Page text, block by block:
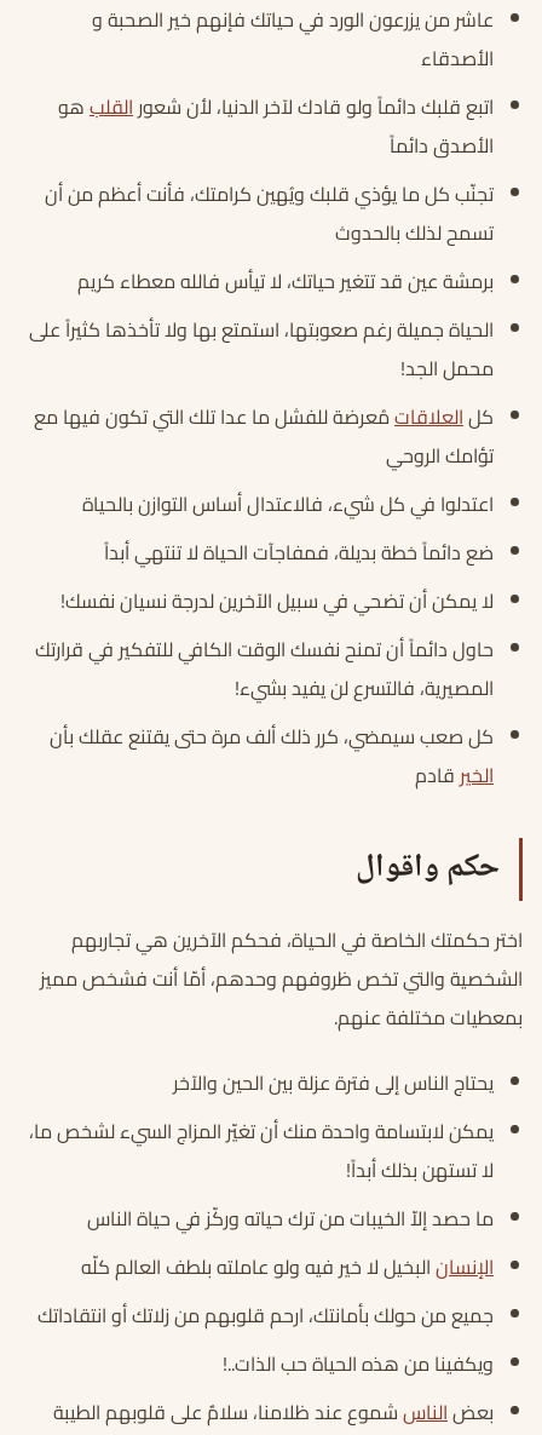
عاشر من يزرعون الورد في حياتك فإنهم خير الصحبة و
الأصدقاء
اتبع قلبك دائماً ولو قادك لآخر الدنيا، لأن شعورالقلبهو
الأصدق دائماً
تجنّب كل ما يؤذي قلبك ويُهين كرامتك، فأنت أعظم من أن
تسمح لذلك بالحدوث
برمشة عين قد تتغير حياتك، لا تيأس فالله معطاء كريم
الحياة جميلة رغم صعوبتها، استمتع بها ولا تأخذها كثيراً على
محمل الجد!
كلالعلاقاتمُعرضة للفشل ما عدا تلك التي تكون فيها مع
تؤامك الروحي
اعتدلوا في كل شيء، فالاعتدال أساس التوازن بالحياة
ضع دائماً خطة بديلة، فمفاجآت الحياة لا تنتهي أبداً
لا يمكن أن تضحي في سبيل الآخرين لدرجة نسيان نفسك!
حاول دائماً أن تمنح نفسك الوقت الكافي للتفكير في قرارتك
المصيرية، فالتسرع لن يفيد بشيء!
كل صعب سيمضي، كرر ذلك ألف مرة حتى يقتنع عقلك بأن
الخيرقادم
حكم واقوال
اختر حكمتك الخاصة في الحياة، فحكم الآخرين هي تجاربهم
الشخصية والتي تخص ظروفهم وحدهم، أمّا أنت فشخص مميز
بمعطيات مختلفة عنهم.
يحتاج الناس إلى فترة عزلة بين الحين والآخر
يمكن لابتسامة واحدة منك أن تغيّر المزاج السيء لشخص ما،
لا تستهن بذلك أبداً!
ما حصد إلاّ الخيبات من ترك حياته وركّز في حياة الناس
الإنسانالبخيل لا خير فيه ولو عاملته بلطف العالم كلّه
جميع من حولك بأمانتك، ارحم قلوبهم من زلاتك أو انتقاداتك
ويكفينا من هذه الحياة حب الذات..!
بعضالناسشموع عند ظلامنا، سلامٌ على قلوبهم الطيبة